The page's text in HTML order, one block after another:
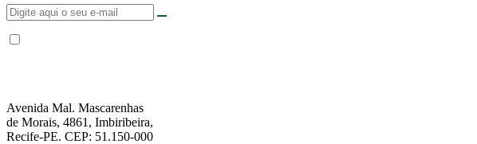
Avenida Mal. Mascarenhas
de Morais, 4861, Imbiribeira,
Recife-PE. CEP: 51.150-000